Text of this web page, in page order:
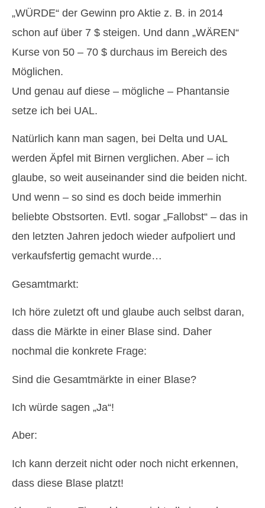
„WÜRDE“ der Gewinn pro Aktie z. B. in 2014
schon auf über 7 $ steigen. Und dann „WÄREN“
Kurse von 50 – 70 $ durchaus im Bereich des
Möglichen.
Und genau auf diese – mögliche – Phantansie
setze ich bei UAL.
Natürlich kann man sagen, bei Delta und UAL
werden Äpfel mit Birnen verglichen. Aber – ich
glaube, so weit auseinander sind die beiden nicht.
Und wenn – so sind es doch beide immerhin
beliebte Obstsorten. Evtl. sogar „Fallobst“ – das in
den letzten Jahren jedoch wieder aufpoliert und
verkaufsfertig gemacht wurde…
Gesamtmarkt:
Ich höre zuletzt oft und glaube auch selbst daran,
dass die Märkte in einer Blase sind. Daher
nochmal die konkrete Frage:
Sind die Gesamtmärkte in einer Blase?
Ich würde sagen „Ja“!
Aber:
Ich kann derzeit nicht oder noch nicht erkennen,
dass diese Blase platzt!